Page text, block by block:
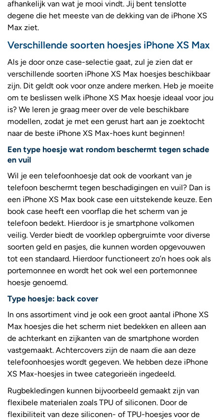
afhankelijk van wat je mooi vindt. Jij bent tenslotte
degene die het meeste van de dekking van de iPhone XS
Max ziet.
Verschillende soorten hoesjes iPhone XS Max
Als je door onze case-selectie gaat, zul je zien dat er
verschillende soorten iPhone XS Max hoesjes beschikbaar
zijn. Dit geldt ook voor onze andere merken. Heb je moeite
om te beslissen welk iPhone XS Max hoesje ideaal voor jou
is? We leren je graag meer over de vele beschikbare
modellen, zodat je met een gerust hart aan je zoektocht
naar de beste iPhone XS Max-hoes kunt beginnen!
Een type hoesje wat rondom beschermt tegen schade
en vuil
Wil je een telefoonhoesje dat ook de voorkant van je
telefoon beschermt tegen beschadigingen en vuil? Dan is
een iPhone XS Max book case een uitstekende keuze. Een
book case heeft een voorflap die het scherm van je
telefoon bedekt. Hierdoor is je smartphone volkomen
veilig. Verder biedt de voorklep opbergruimte voor diverse
soorten geld en pasjes, die kunnen worden opgevouwen
tot een standaard. Hierdoor functioneert zo’n hoes ook als
portemonnee en wordt het ook wel een portemonnee
hoesje genoemd.
Type hoesje: back cover
In ons assortiment vind je ook een groot aantal iPhone XS
Max hoesjes die het scherm niet bedekken en alleen aan
de achterkant en zijkanten van de smartphone worden
vastgemaakt. Achtercovers zijn de naam die aan deze
telefoonhoesjes wordt gegeven. We hebben deze iPhone
XS Max-hoesjes in twee categorieën ingedeeld.
Rugbekledingen kunnen bijvoorbeeld gemaakt zijn van
flexibele materialen zoals TPU of siliconen. Door de
flexibiliteit van deze siliconen- of TPU-hoesjes voor de